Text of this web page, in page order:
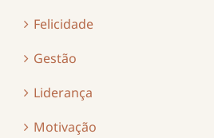
Felicidade
Gestão
Liderança
Motivação